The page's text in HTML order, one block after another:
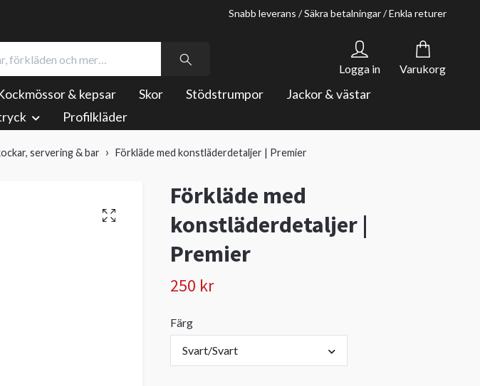
Snabb leverans / Säkra betalningar / Enkla returer
Logga in Varukorg
& kepsar Skor Stödstrumpor
Jackor & västar
Profilkläder
servering & bar Förkläde med konstläderdetaljer | Premier
Förkläde med
konstläderdetaljer |
Premier
250 kr
Färg
Svart/Svart